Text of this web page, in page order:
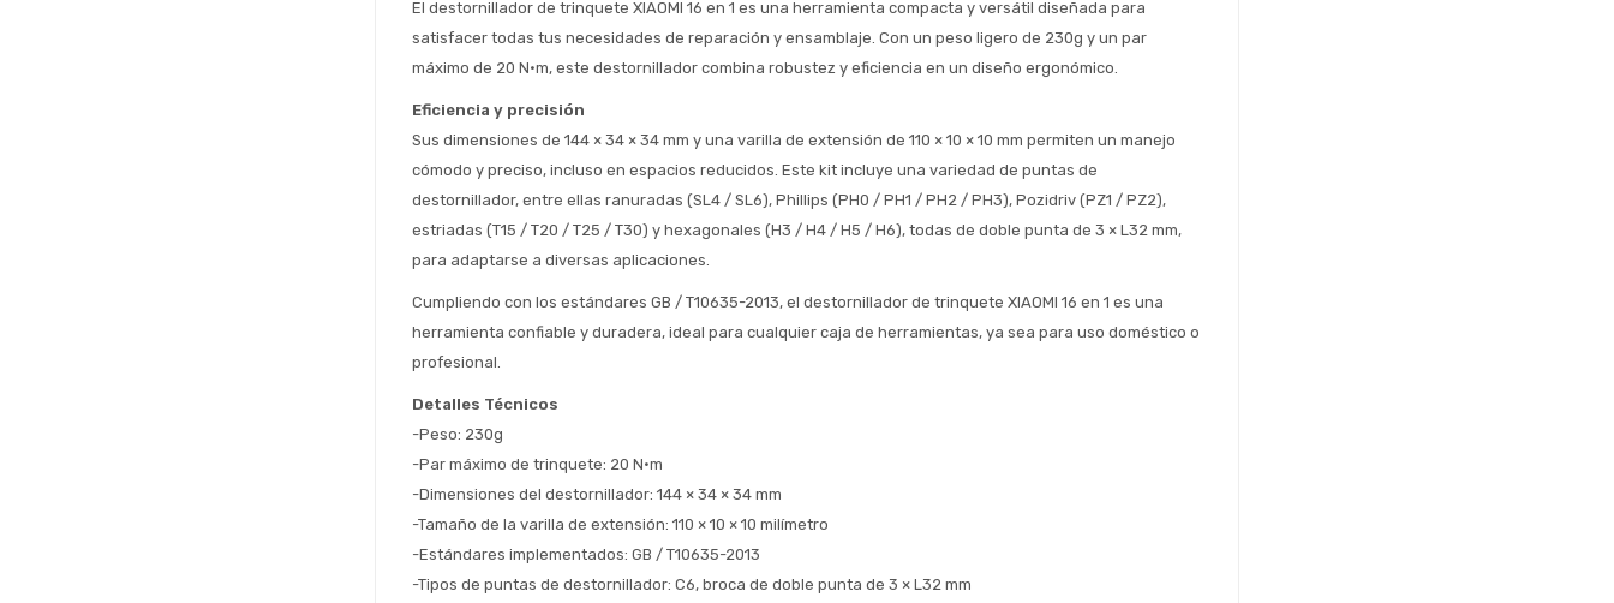
El destornillador de trinquete XIAOMI 16 en 1 es una herramienta compacta y versátil diseñada para
satisfacer todas tus necesidades de reparación y ensamblaje. Con un peso ligero de 230g y un par
máximo de 20 N·m, este destornillador combina robustez y eficiencia en un diseño ergonómico.
Eficiencia y precisión
Sus dimensiones de 144 × 34 × 34 mm y una varilla de extensión de 110 × 10 × 10 mm permiten un manejo
cómodo y preciso, incluso en espacios reducidos. Este kit incluye una variedad de puntas de
destornillador, entre ellas ranuradas (SL4 / SL6), Phillips (PH0 / PH1 / PH2 / PH3), Pozidriv (PZ1 / PZ2),
estriadas (T15 / T20 / T25 / T30) y hexagonales (H3 / H4 / H5 / H6), todas de doble punta de 3 × L32 mm,
para adaptarse a diversas aplicaciones.
Cumpliendo con los estándares GB / T10635-2013, el destornillador de trinquete XIAOMI 16 en 1 es una
herramienta confiable y duradera, ideal para cualquier caja de herramientas, ya sea para uso doméstico o
profesional.
Detalles Técnicos
-Peso: 230g
-Par máximo de trinquete: 20 N·m
-Dimensiones del destornillador: 144 × 34 × 34 mm
-Tamaño de la varilla de extensión: 110 × 10 × 10 milímetro
-Estándares implementados: GB / T10635-2013
-Tipos de puntas de destornillador: C6, broca de doble punta de 3 × L32 mm
Fecha de nacimiento
Volver al inicio
Elegí tus productos preferidos
el inconveniente, por cualquier duda
contactanos en
preguntas@pagodespues.com.uy
¡Algo salió mal!
Por favor intenta nuevamente mas tarde.